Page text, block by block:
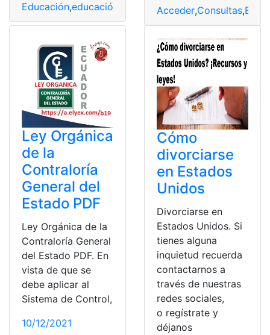
Educación,educación a distancia,Leyes,Noticias,
Acceder,Consultas,
Ley Orgánica
de la
Contraloría
General del
Estado PDF
Ley Orgánica de la
Contraloría General
del Estado PDF. En
vista de que se
debe aplicar al
Sistema de Control,
10/12/2021
Cómo
divorciarse
en Estados
Unidos
Divorciarse en
Estados Unidos. Si
tienes alguna
inquietud recuerda
contactarnos a
través de nuestras
redes sociales,
o regístrate y
déjanos